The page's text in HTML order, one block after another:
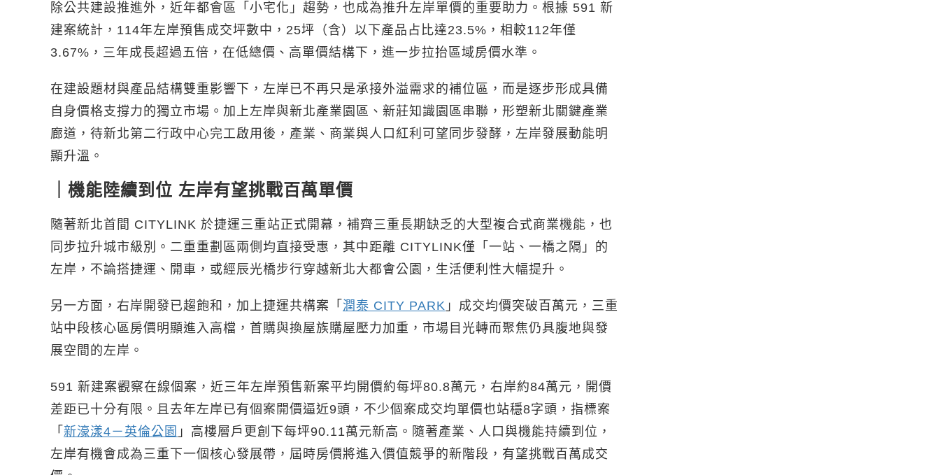
除公共建設推進外，近年都會區「小宅化」趨勢，也成為推升左岸單價的重要助力。根據 591 新
建案統計，114年左岸預售成交坪數中，25坪（含）以下產品占比達23.5%，相較112年僅
3.67%，三年成長超過五倍，在低總價、高單價結構下，進一步拉抬區域房價水準。
在建設題材與產品結構雙重影響下，左岸已不再只是承接外溢需求的補位區，而是逐步形成具備
自身價格支撐力的獨立市場。加上左岸與新北產業園區、新莊知識園區串聯，形塑新北關鍵產業
廊道，待新北第二行政中心完工啟用後，產業、商業與人口紅利可望同步發酵，左岸發展動能明
顯升溫。
｜機能陸續到位 左岸有望挑戰百萬單價
隨著新北首間 CITYLINK 於捷運三重站正式開幕，補齊三重長期缺乏的大型複合式商業機能，也
同步拉升城市級別。二重重劃區兩側均直接受惠，其中距離 CITYLINK僅「一站、一橋之隔」的
左岸，不論搭捷運、開車，或經辰光橋步行穿越新北大都會公園，生活便利性大幅提升。
另一方面，右岸開發已趨飽和，加上捷運共構案「 潤泰 CITY PARK 」成交均價突破百萬元，三重
站中段核心區房價明顯進入高檔，首購與換屋族購屋壓力加重，市場目光轉而聚焦仍具腹地與發
展空間的左岸。
591 新建案觀察在線個案，近三年左岸預售新案平均開價約每坪80.8萬元，右岸約84萬元，開價
差距已十分有限。且去年左岸已有個案開價逼近9頭，不少個案成交均單價也站穩8字頭，指標案
「 新濠漾4－英倫公園 」高樓層戶更創下每坪90.11萬元新高。隨著產業、人口與機能持續到位，
左岸有機會成為三重下一個核心發展帶，屆時房價將進入價值競爭的新階段，有望挑戰百萬成交